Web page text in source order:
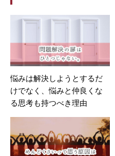
ージ制作も
悩みは解決しようとするだ
けでなく、悩みと仲良くな
る思考も持つべき理由